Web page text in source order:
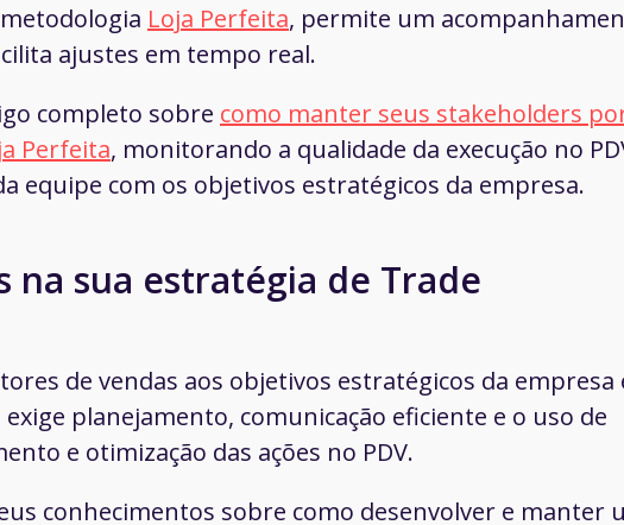
Loja Perfeita, permite um
ajustes em tempo real.
completo sobre como manter seus stakeholders
Perfeita, monitorando a qualidade da execução no
equipe com os objetivos estratégicos da empresa.
na sua estratégia de Trade
de vendas aos objetivos estratégicos da empresa
planejamento, comunicação eficiente e o uso de
e otimização das ações no PDV.
conhecimentos sobre como desenvolver e manter